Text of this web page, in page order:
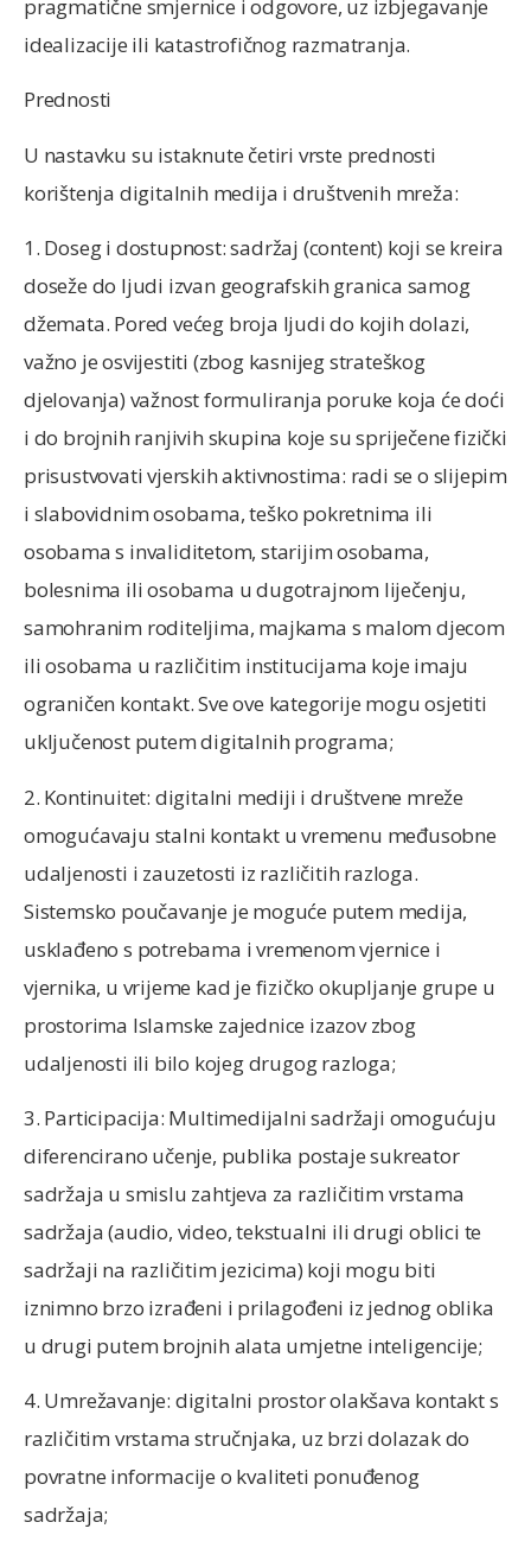
pragmatične smjernice i odgovore, uz izbjegavanje
idealizacije ili katastrofičnog razmatranja.
Prednosti
U nastavku su istaknute četiri vrste prednosti
korištenja digitalnih medija i društvenih mreža:
1. Doseg i dostupnost: sadržaj (content) koji se kreira
doseže do ljudi izvan geografskih granica samog
džemata. Pored većeg broja ljudi do kojih dolazi,
važno je osvijestiti (zbog kasnijeg strateškog
djelovanja) važnost formuliranja poruke koja će doći
i do brojnih ranjivih skupina koje su spriječene fizički
prisustvovati vjerskih aktivnostima: radi se o slijepim
i slabovidnim osobama, teško pokretnima ili
osobama s invaliditetom, starijim osobama,
bolesnima ili osobama u dugotrajnom liječenju,
samohranim roditeljima, majkama s malom djecom
ili osobama u različitim institucijama koje imaju
ograničen kontakt. Sve ove kategorije mogu osjetiti
uključenost putem digitalnih programa;
2. Kontinuitet: digitalni mediji i društvene mreže
omogućavaju stalni kontakt u vremenu međusobne
udaljenosti i zauzetosti iz različitih razloga.
Sistemsko poučavanje je moguće putem medija,
usklađeno s potrebama i vremenom vjernice i
vjernika, u vrijeme kad je fizičko okupljanje grupe u
prostorima Islamske zajednice izazov zbog
udaljenosti ili bilo kojeg drugog razloga;
3. Participacija: Multimedijalni sadržaji omogućuju
diferencirano učenje, publika postaje sukreator
sadržaja u smislu zahtjeva za različitim vrstama
sadržaja (audio, video, tekstualni ili drugi oblici te
sadržaji na različitim jezicima) koji mogu biti
iznimno brzo izrađeni i prilagođeni iz jednog oblika
u drugi putem brojnih alata umjetne inteligencije;
4. Umrežavanje: digitalni prostor olakšava kontakt s
različitim vrstama stručnjaka, uz brzi dolazak do
povratne informacije o kvaliteti ponuđenog
sadržaja;